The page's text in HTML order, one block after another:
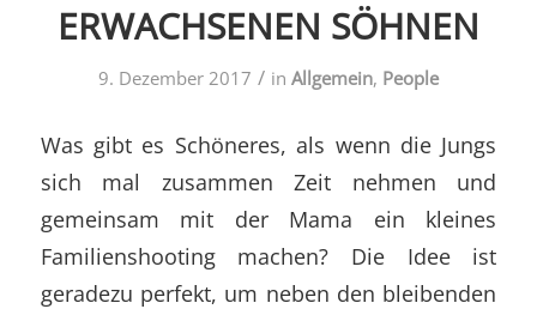
ERWACHSENEN SÖHNEN
9. Dezember 2017 / in Allgemein, People
Was gibt es Schöneres, als wenn die Jungs
sich mal zusammen Zeit nehmen und
gemeinsam mit der Mama ein kleines
Familienshooting machen? Die Idee ist
geradezu perfekt, um neben den bleibenden